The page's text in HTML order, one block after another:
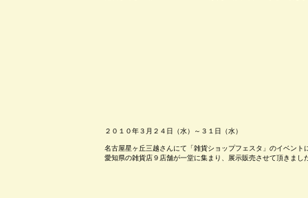
２０１０年３月２４日（水）～３１日（水）
名古屋星ヶ丘三越さんにて「雑貨ショップフェスタ」のイベント
愛知県の雑貨店９店舗が一堂に集まり、展示販売させて頂きまし